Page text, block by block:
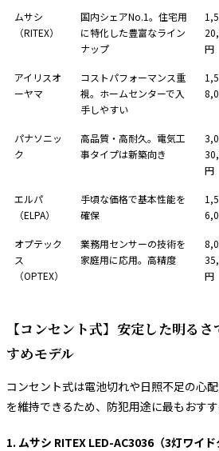
ムサシ
（RITEX）
国内シェアNo.1。住宅用
に特化した豊富なライン
ナップ
円
アイリスオ
ーヤマ
コストパフォーマンス重
視。ホームセンターで入
手しやすい
パナソニッ
ク
高品質・高耐久。電気工
事タイプは新築向き
円
エルパ
（ELPA）
手頃な価格で基本性能を
確保
オプテック
ス
（OPTEX）
業務用センサーの技術を
家庭用に応用。高精度
円
【コンセント式】安定した明る
すめモデル
コンセント式は電池切れや日照不足の心
を維持できるため、防犯用途に最もおすす
1. ムサシ RITEX LED-AC3036（3灯ワイド